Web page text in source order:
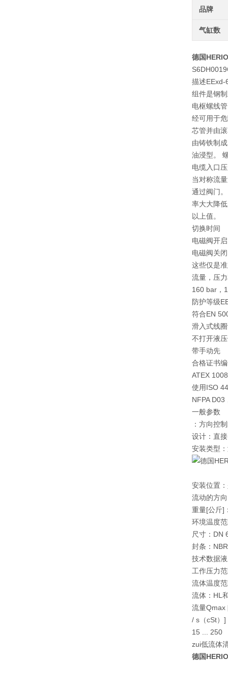
品牌
气缸数
德国
描述EExd-
组件是钢
电枢螺线
经可用于
芯管并由
由铸铁制
油浸型。
电缆入口压
当对称流
通过阀门
率大大降
以上值。
切换时间
电磁阀开
电磁阀关
这些仅是
流量，压力
160 bar，
防护等级
符合EN
滑入式线
不打开液
带手动先
合格证书
ATEX 1008
使用ISO
NFPA D03
一般参数
：方向控
设计：直接
安装类型
安装位置
流动的方
重量[公斤]
环境温度
尺寸：DN
封条：NBR
技术数据
工作压力
流体温度
流体：HL
流量Qmax
/ s（cSt）]
15 ... 250
zui低流体
德国